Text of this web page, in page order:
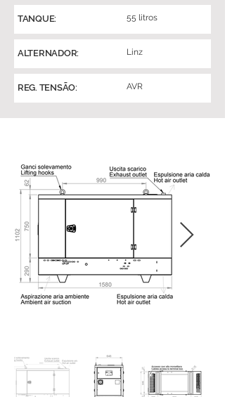
TANQUE: 55 litros
ALTERNADOR: Linz
REG. TENSÃO: AVR